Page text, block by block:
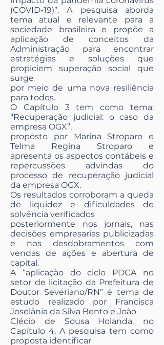
(COVID-19)”. A pesquisa aborda
tema atual e relevante para a
sociedade brasileira e propõe a
aplicação de conceitos da
Administração para encontrar
estratégias e soluções que
propiciem superação social que
surge
por meio de uma nova resiliência
para todos.
O Capítulo 3 tem como tema:
“Recuperação judicial: o caso da
empresa OGX”,
proposto por Marina Stroparo e
Telma Regina Stroparo e
apresenta os aspectos contábeis e
repercussões advindas do
processo de recuperação judicial
da empresa OGX.
Os resultados corroboram a queda
de liquidez e dificuldades de
solvência verificados
posteriormente nos jornais, nas
decisões empresarias publicizadas
e nos desdobramentos com
vendas de ações e abertura de
capital.
A “aplicação do ciclo PDCA no
setor de licitação da Prefeitura de
Doutor Severiano/RN” é tema de
estudo realizado por Francisca
Joselânia da Silva Bento e João
Clécio de Sousa Holanda, no
Capítulo 4. A pesquisa tem como
proposta identificar